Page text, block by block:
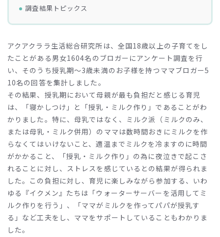
調査結果トピックス
アクアクララ生活総合研究所は、全国18歳以上の子育てをし
たことがある男女1604名のブロガーにアンケート調査を行
い、そのうち授乳期～3歳未満のお子様を持つママブロガー5
10名の回答を集計しました。
その結果、授乳期において母親が最も負担だと感じる育児
は、「寝かしつけ」と「授乳・ミルク作り」であることがわ
かりました。特に、母乳ではなく、ミルク派（ミルクのみ、
または母乳・ミルク併用）のママは数時間おきにミルクを作
らなくてはいけないこと、適温までミルクを冷ますのに時間
がかかること、「授乳・ミルク作り」の為に夜泣きで起こさ
れることに対し、ストレスを感じているとの結果が得られま
した。この負担に対し、育児に楽しみながら参加する、いわ
ゆる『イクメン』たちは「ウォーターサーバーを活用してミ
ルク作りを行う」、「ママがミルクを作ってパパが授乳す
る」など工夫をし、ママをサポートしていることもわかりま
した。